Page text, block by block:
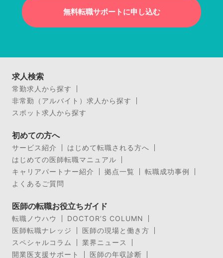
無料転職サポートに申し込む
求人検索
常勤求人から探す
非常勤（アルバイト）求人から探す
スポット求人から探す
初めての方へ
サービス紹介
はじめて転職される方へ
はじめての医師転職マニュアル
キャリアパートナー紹介
拠点一覧
転職成功事例
よくあるご質問
医師の転職お役立ちガイド
転職ノウハウ
DOCTOR’S COLUMN
医師転職ナレッジ
医師の現場と働き方
スペシャルコラム
業界ニュース
開業医支援サポート
医師の年収診断